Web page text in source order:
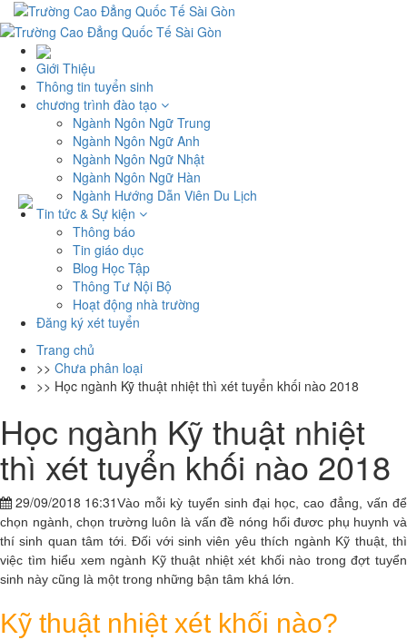
Giới Thiệu
Thông tin tuyển sinh
chương trình đào tạo
Ngành Ngôn Ngữ Trung
Ngành Ngôn Ngữ Anh
Ngành Ngôn Ngữ Nhật
Ngành Ngôn Ngữ Hàn
Ngành Hướng Dẫn Viên Du Lịch
Tin tức & Sự kiện
Thông báo
Tin giáo dục
Blog Học Tập
Thông Tư Nội Bộ
Hoạt động nhà trường
Đăng ký xét tuyển
Trang chủ
>> Chưa phân loại
>> Học ngành Kỹ thuật nhiệt thì xét tuyển khối nào 2018
Học ngành Kỹ thuật nhiệt
thì xét tuyển khối nào 2018
29/09/2018 16:31Vào mỗi kỳ tuyển sinh đại học, cao đẳng, vấn để
chọn ngành, chọn trường luôn là vấn đề nóng hổi đươc phụ huynh và
thí sinh quan tâm tới. Đối với sinh viên yêu thích ngành Kỹ thuật, thì
việc tìm hiểu xem ngành Kỹ thuật nhiệt xét khối nào trong đợt tuyển
sinh này cũng là một trong những bận tâm khá lớn.
Kỹ thuật nhiệt xét khối nào?